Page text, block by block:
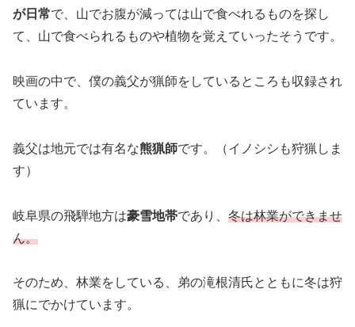
が日常で、山でお腹が減っては山で食べれるものを探し
て、山で食べられるものや植物を覚えていったそうです。
映画の中で、僕の義父が猟師をしているところも収録され
ています。
義父は地元では有名な熊猟師です。（イノシシも狩猟しま
す）
岐阜県の飛騨地方は豪雪地帯であり、 冬は林業ができませ
ん。
そのため、林業をしている、弟の滝根清氏とともに冬は狩
猟にでかけています。